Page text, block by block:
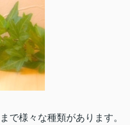
まで様々な種類があります。